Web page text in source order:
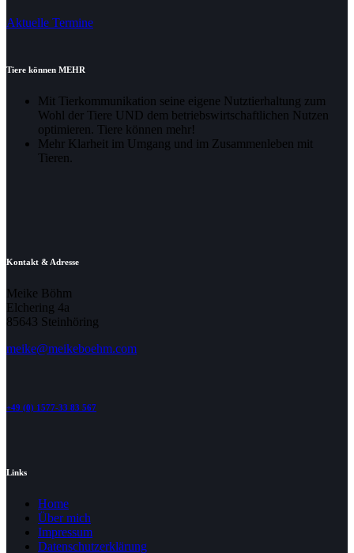
Aktuelle Termine
Tiere können MEHR
Mit Tierkommunikation seine eigene Nutztierhaltung zum
Wohl der Tiere UND dem betriebswirtschaftlichen Nutzen
optimieren. Tiere können mehr!
Mehr Klarheit im Umgang und im Zusammenleben mit
Tieren.
Kontakt & Adresse
Meike Böhm
Elchering 4a
85643 Steinhöring
meike@meikeboehm.com
+49 (0) 1577-33 83 567
Links
Home
Über mich
Impressum
Datenschutzerklärung